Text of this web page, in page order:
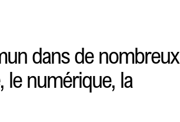
dans de nombreux
le numérique, la